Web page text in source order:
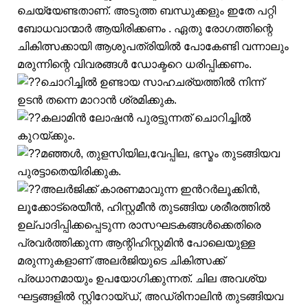
ചെയ്യേണ്ടതാണ്. അടുത്ത ബന്ധുക്കളും ഇതേ പറ്റി
ബോധവാന്മാർ ആയിരിക്കണം . ഏതു രോഗത്തിന്റെ
ചികിത്സക്കായി ആശുപത്രിയിൽ പോകേണ്ടി വന്നാലും
മരുന്നിന്റെ വിവരങ്ങൾ ഡോക്ടറെ ധരിപ്പിക്കണം.
ചൊറിച്ചിൽ ഉണ്ടായ സാഹചര്യത്തിൽ നിന്ന്
ഉടൻ തന്നെ മാറാൻ ശ്രമിക്കുക.
കലാമിൻ ലോഷൻ പുരട്ടുന്നത് ചൊറിച്ചിൽ
കുറയ്ക്കും.
മഞ്ഞൾ, തുളസിയില,വേപ്പില, ഭസ്മം തുടങ്ങിയവ
പുരട്ടാതെയിരിക്കുക.
അലർജിക്ക് കാരണമാവുന്ന ഇൻറർലൂക്കിൻ,
ലൂക്കോട്രെയീൻ, ഹിസ്റ്റമീൻ തുടങ്ങിയ ശരീരത്തിൽ
ഉല്പാദിപ്പിക്കപ്പെടുന്ന രാസഘടകങ്ങൾക്കെതിരെ
പ്രവർത്തിക്കുന്ന ആന്റിഹിസ്റ്റമിൻ പോലെയുള്ള
മരുന്നുകളാണ് അലർജിയുടെ ചികിത്സക്ക്
പ്രധാനമായും ഉപയോഗിക്കുന്നത്. ചില അവശ്യ
ഘട്ടങ്ങളിൽ സ്റ്റിറോയ്ഡ്, അഡ്രിനാലിൻ തുടങ്ങിയവ